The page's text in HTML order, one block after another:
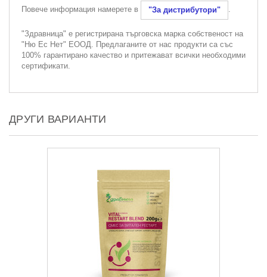
Повече информация намерете в
"За дистрибутори" .
"Здравница" е регистрирана търговска марка собственост на
"Ню Ес Нет" ЕООД. Предлаганите от нас продукти са със
100% гарантирано качество и притежават всички необходими
сертификати.
ДРУГИ ВАРИАНТИ